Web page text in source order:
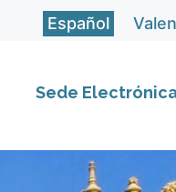
Español
Sede